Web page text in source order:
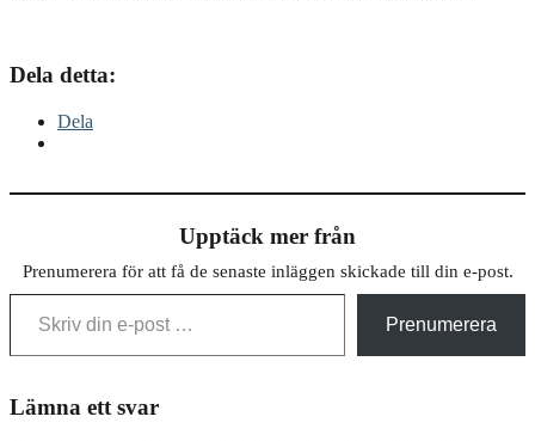
Dela detta:
Dela
Upptäck mer från
Prenumerera för att få de senaste inläggen skickade till din e-post.
Skriv din e-post …
Prenumerera
Lämna ett svar